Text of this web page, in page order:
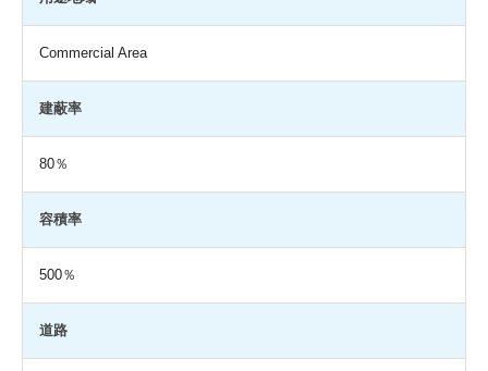
Commercial Area
建蔽率
80％
容積率
500％
道路